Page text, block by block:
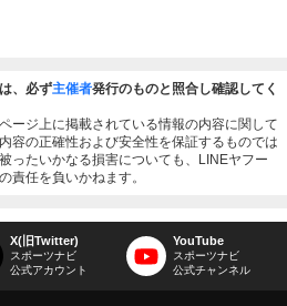
、必ず主催者発行のものと照合し確認してく
ージ上に掲載されている情報の内容に関して
容の正確性および安全性を保証するものでは
ったいかなる損害についても、LINEヤフー
責任を負いかねます。
X(旧Twitter)
スポーツナビ
公式アカウント
YouTube
スポーツナビ
公式チャンネル